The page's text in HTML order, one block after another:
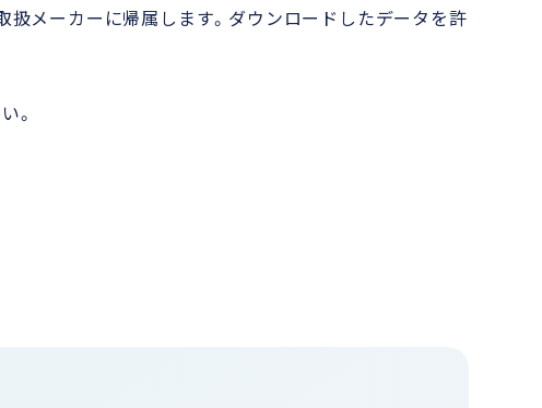
扱メーカーに帰属します。ダウンロードしたデータを許
。